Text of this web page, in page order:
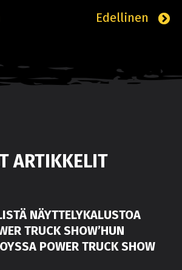
Edellinen
ARTIKKELIT
NÄYTTELYKALUSTOA
TRUCK SHOW’HUN
POWER TRUCK SHOW